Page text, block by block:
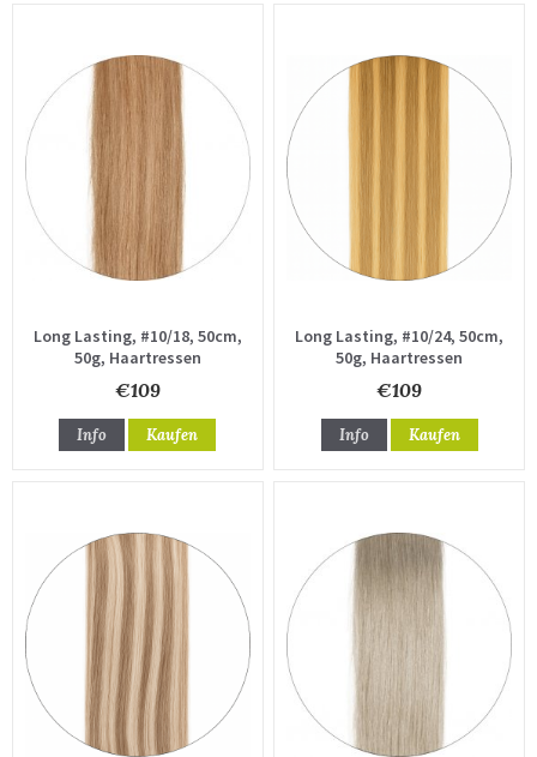
Long Lasting, #10/18, 50cm,
50g, Haartressen
€109
Info Kaufen
Long Lasting, #10/24, 50cm,
50g, Haartressen
€109
Info Kaufen